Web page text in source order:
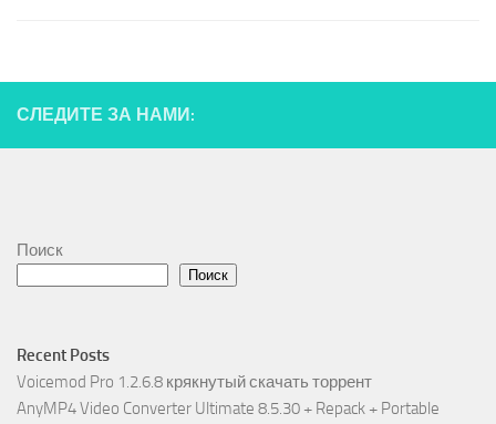
СЛЕДИТЕ ЗА НАМИ:
Поиск
Поиск
Recent Posts
Voicemod Pro 1.2.6.8 крякнутый скачать торрент
AnyMP4 Video Converter Ultimate 8.5.30 + Repack + Portable